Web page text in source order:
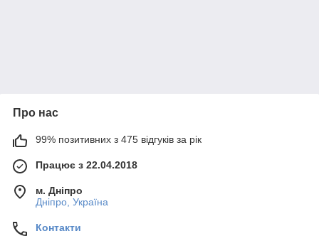
Про нас
99% позитивних з 475 відгуків за рік
Працює з 22.04.2018
м. Дніпро
Дніпро, Україна
Контакти